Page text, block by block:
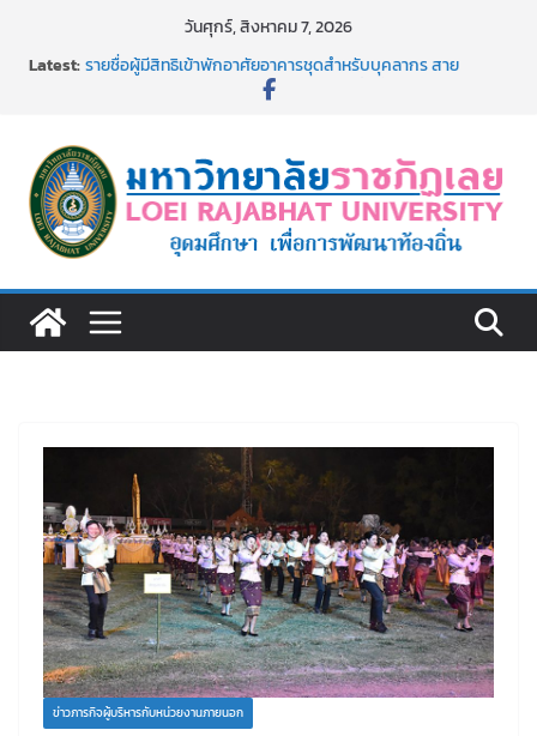
วันศุกร์, สิงหาคม 7, 2026
Latest:รายชื่อผู้มีสิทธิเข้าพักอาศัยอาคารชุดสำหรับบุคลากร สาย
สนับสนุน สังกัดมหาวิทยาลัยราชภัฏเลย ครั้งที่ 2/2569
๑,๙๗๒ ชุด โดยวิธีเฉพาะเจาะจง
ม.ราชภัฏเลย จัดกิจกรรมจิตอาสาบำเพ็ญสาธารณประโยชน์ และ
บำเพ็ญสาธารณกุศล 69
รายชื่อผู้ผ่านการสอบแข่งขันเพื่อเป็นลูกจ้างชั่วคราว (รายวัน)
สังกัดมหาวิทยาลัยราชภัฏเลย ด้วยเงินนอกงบประมาณ ประเภท
ข่าวภารกิจผู้บริหารกับหน่วยงานภายนอก